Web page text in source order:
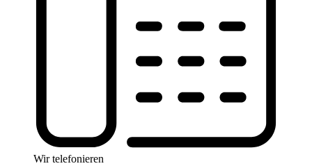
Wir telefonieren